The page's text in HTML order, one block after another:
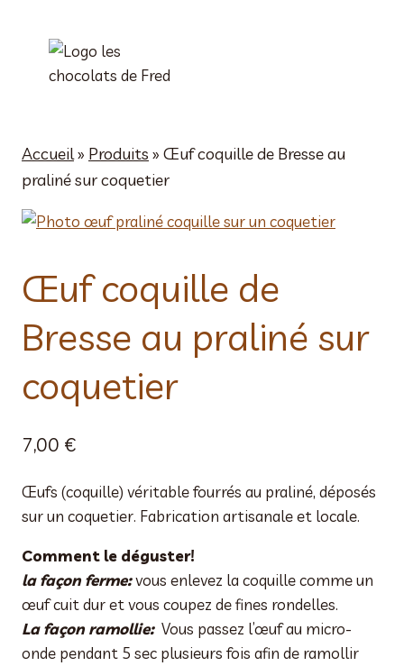
Accueil» Produits » Œuf coquille de Bresse au
praliné sur coquetier
Œuf coquille de
Bresse au praliné sur
coquetier
7,00 €
Œufs (coquille) véritable fourrés au praliné, déposés
sur un coquetier. Fabrication artisanale et locale.
Comment le déguster!
la façon ferme:vous enlevez la coquille comme un
œuf cuit dur et vous coupez de fines rondelles.
La façon ramollie: Vous passez l’œuf au micro-
onde pendant 5 sec plusieurs fois afin de ramollir